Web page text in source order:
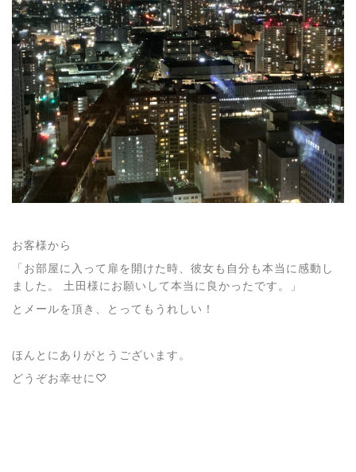
お客様から
「お部屋に入って扉を開けた時、彼女も自分も本当に感動し
ました。 土田様にお願いして本当に良かったです。」
とメールを頂き、とってもうれしい！
ほんとにありがとうございます。
どうぞお幸せに♡